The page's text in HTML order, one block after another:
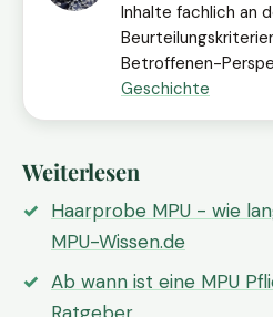
Inhalte fachlich an
Betroffenen-
Geschichte
Weiterlesen
Haarprobe MPU - wie
MPU-Wissen.de
Ab wann ist eine MPU